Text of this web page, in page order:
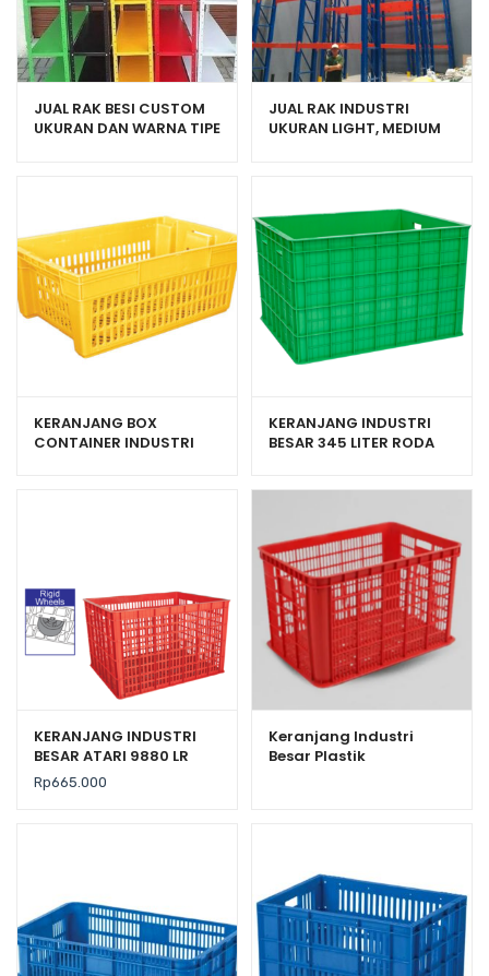
JUAL RAK BESI CUSTOM
UKURAN DAN WARNA TIPE
JUAL RAK INDUSTRI
UKURAN LIGHT, MEDIUM
KERANJANG BOX
CONTAINER INDUSTRI
KERANJANG INDUSTRI
BESAR 345 LITER RODA
KERANJANG INDUSTRI
BESAR ATARI 9880 LR
UKURAN 100x80x63,6 CM
Rp665.000
Keranjang Industri
Besar Plastik